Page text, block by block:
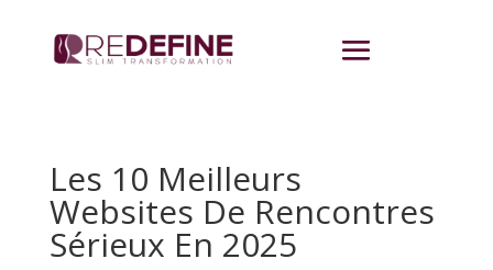
Les 10 Meilleurs
Websites De Rencontres
Sérieux En 2025